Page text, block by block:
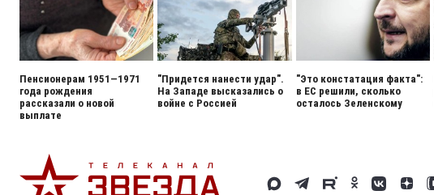
Пенсионерам 1951—1971
года рождения
рассказали о новой
выплате
"Придется нанести удар".
На Западе высказались о
войне с Россией
"Это констатация факта":
в ЕС решили, сколько
осталось Зеленскому